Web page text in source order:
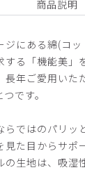
商品説明
ジにある綿(コ
る「機能美」
長年ご愛用いた
です。
らではのパリッ
た目からサポ
の生地は、吸湿